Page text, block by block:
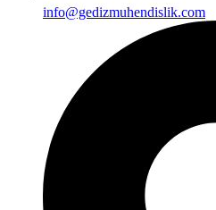
info@gedizmuhendislik.com